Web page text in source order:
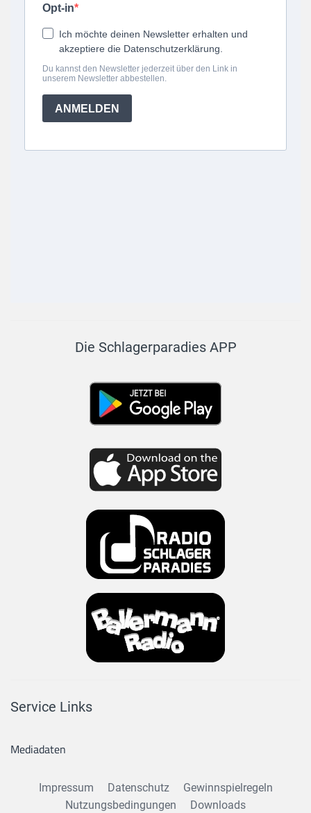
Die Schlagerparadies APP
Service Links
Mediadaten
Impressum Datenschutz
Gewinnspielregeln
Nutzungsbedingungen
Downloads